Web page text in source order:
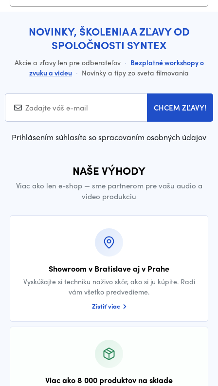
NOVINKY, ŠKOLENIA A ZĽAVY OD
SPOLOČNOSTI SYNTEX
Akcie a zľavy len pre odberateľov · Bezplatné workshopy o
zvuku a videu · Novinky a tipy zo sveta filmovania
CHCEM ZĽAVY!
Prihlásením súhlasíte so spracovaním osobných údajov
NAŠE VÝHODY
Viac ako len e-shop — sme partnerom pre vašu audio a
video produkciu
Showroom v Bratislave aj v Prahe
Vyskúšajte si techniku naživo skôr, ako si ju kúpite. Radi
vám všetko predvedieme.
Zistiť viac
Viac ako 8 000 produktov na sklade